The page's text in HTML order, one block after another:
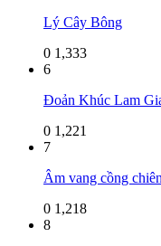
Lý Cây Bông
0 1,333
6
Đoản Khúc Lam
0 1,221
7
Âm vang cồng
0 1,218
8